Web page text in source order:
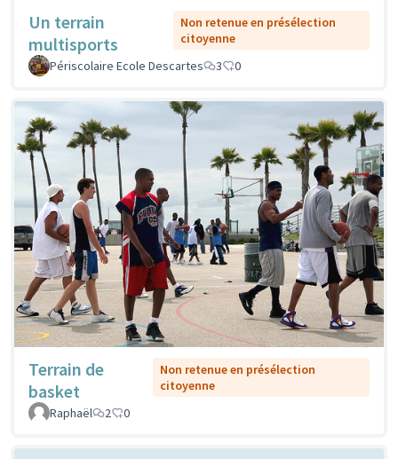
Un terrain
multisports
Non retenue en présélection
citoyenne
Périscolaire Ecole Descartes
3 0
Terrain de
basket
Non retenue en présélection
citoyenne
Raphaël
2 0